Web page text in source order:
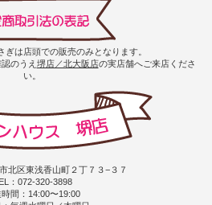
ぎは店頭での販売のみとなります。
のうえ 堺店／北大阪店の実店舗へご来店くださ
い。
北区東浅香山町２丁７３−３７
：072-320-3898
間：14:00〜19:00